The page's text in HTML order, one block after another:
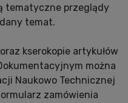
tematyczne przeglądy
temat.
kserokopie artykułów
można
Naukowo Technicznej
zamówienia